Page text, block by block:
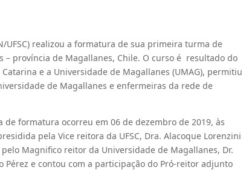
UFSC) realizou a formatura de sua primeira turma de
província de Magallanes, Chile. O curso é resultado do
e a Universidade de Magallanes (UMAG), permitiu
de Magallanes e enfermeiras da rede de
de formatura ocorreu em 06 de dezembro de 2019, às
pela Vice reitora da UFSC, Dra. Alacoque Lorenzini
Magnifico reitor da Universidade de Magallanes, Dr.
Pérez e contou com a participação do Pró-reitor adjunto